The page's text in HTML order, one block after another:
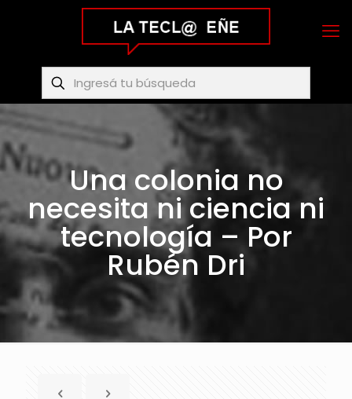
Una colonia no
necesita ni ciencia ni
tecnología – Por
Rubén Dri